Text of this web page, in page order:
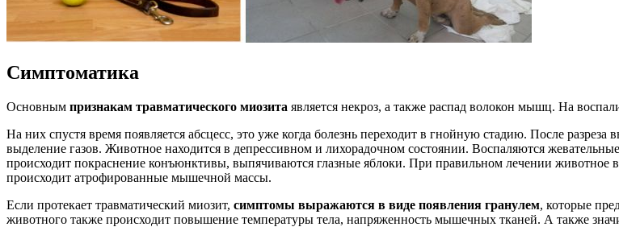
Симптоматика
Основным признакам травматического миозита является некроз, а также распад волокон мышц. На
На них спустя время появляется абсцесс, это уже когда болезнь переходит в гнойную стадию. После
выделение газов. Животное находится в депрессивном и лихорадочном состоянии. Воспаляются
происходит покраснение конъюнктивы, выпячиваются глазные яблоки. При правильном лечении животное
происходит атрофированные мышечной массы.
Если протекает травматический миозит, симптомы выражаются в виде появления гранулем, которые
животного также происходит повышение температуры тела, напряженность мышечных тканей. А также